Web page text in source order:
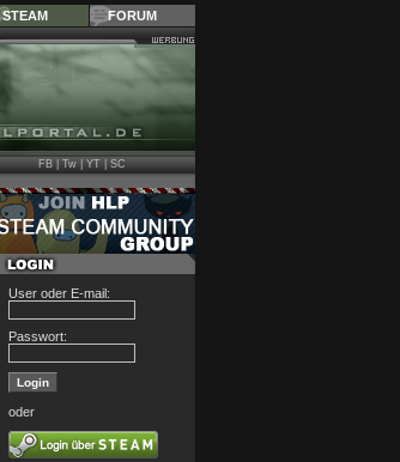
STEAM FORUM
FB|Tw|YT|SC
User oder E-mail:
Passwort:
oder